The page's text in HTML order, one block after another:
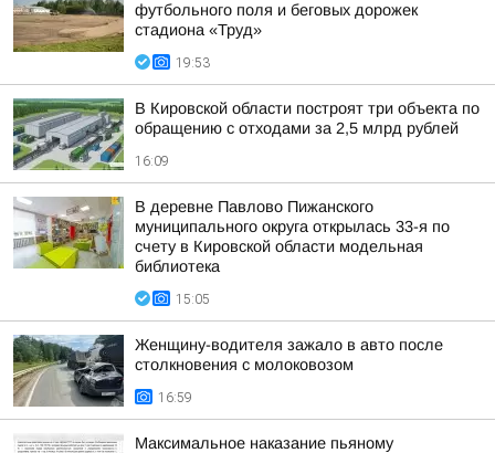
футбольного поля и беговых дорожек
стадиона «Труд»
19:53
В Кировской области построят три объекта по
обращению с отходами за 2,5 млрд рублей
16:09
В деревне Павлово Пижанского
муниципального округа открылась 33-я по
счету в Кировской области модельная
библиотека
15:05
Женщину-водителя зажало в авто после
столкновения с молоковозом
16:59
Максимальное наказание пьяному